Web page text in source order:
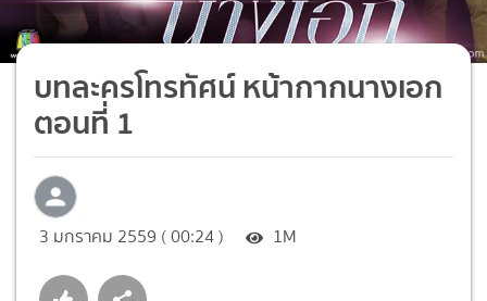
บทละครโทรทัศน์ หน้ากากนางเอก
ตอนที่ 1
3 มกราคม 2559 ( 00:24 ) 1M